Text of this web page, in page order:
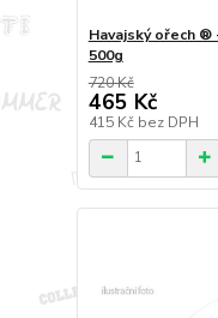
Havajský ořech ®
500g
720 Kč
465 Kč
415 Kč bez DPH